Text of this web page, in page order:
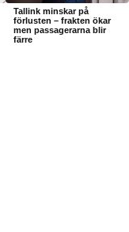
Tallink minskar på
förlusten – frakten ökar
men passagerarna blir
färre